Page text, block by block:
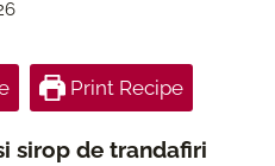
Print Recipe
sirop de trandafiri